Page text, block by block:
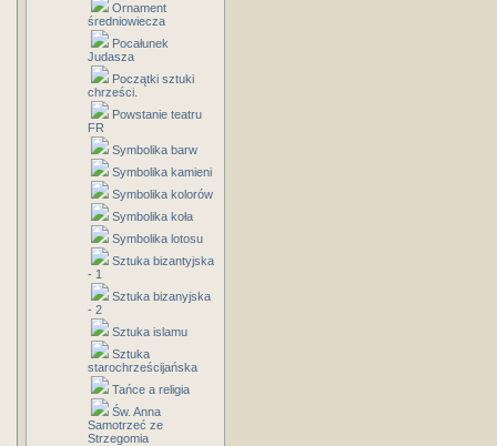
Ornament
średniowiecza
Pocałunek
Judasza
Początki sztuki
chrześci.
Powstanie teatru
FR
Symbolika barw
Symbolika kamieni
Symbolika kolorów
Symbolika koła
Symbolika lotosu
Sztuka bizantyjska
- 1
Sztuka bizanyjska
- 2
Sztuka islamu
Sztuka
starochrześcijańska
Tańce a religia
Św. Anna
Samotrzeć ze
Strzegomia